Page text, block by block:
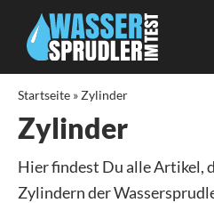
Startseite »Zylinder
Zylinder
Hier findest Du alle Artikel,
Zylindern der